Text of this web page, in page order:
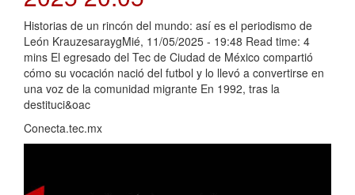
Historias de un rincón del mundo: así es el periodismo de
León KrauzesaraygMié, 11/05/2025 - 19:48 Read time: 4
mins El egresado del Tec de Ciudad de México compartió
cómo su vocación nació del futbol y lo llevó a convertirse en
una voz de la comunidad migrante En 1992, tras la
destituci&oac
Conecta.tec.mx